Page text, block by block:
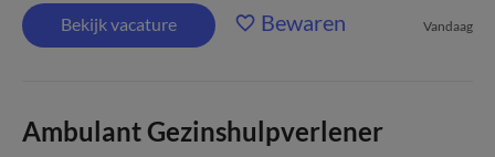
Bekijk vacature Bewaren Vandaag
Ambulant Gezinshulpverlener